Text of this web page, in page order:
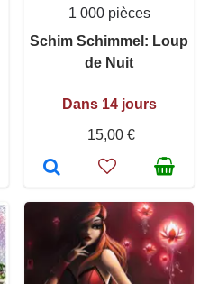
1 000 pièces
Schim Schimmel: Loup
de Nuit
Dans 14 jours
15,00 €